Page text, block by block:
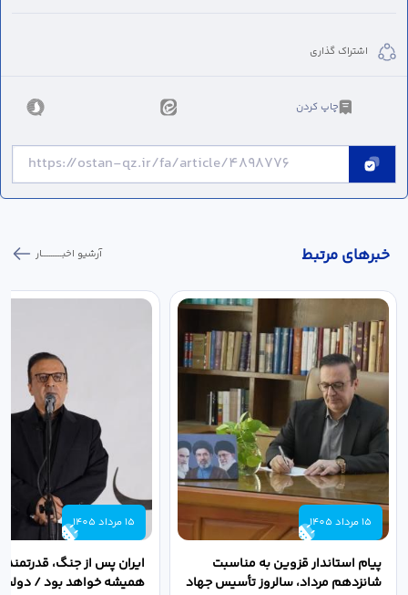
اشتراک گذاری
چاپ کردن
خبر‌های مرتبط آرشیو اخبـــــــــــار
15 مرداد 1405
پیام استاندار قزوین به مناسبت
شانزدهم مرداد، سالروز تأسیس جهاد
15 مرداد 1405
ایران پس از جنگ،
همیشه خواهد بود / دولت